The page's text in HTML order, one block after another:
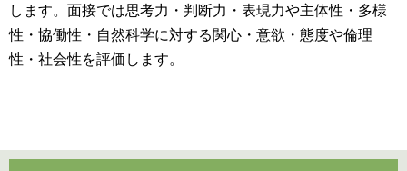
します。面接では思考力・判断力・表現力や主体性・多様
性・協働性・自然科学に対する関心・意欲・態度や倫理
性・社会性を評価します。